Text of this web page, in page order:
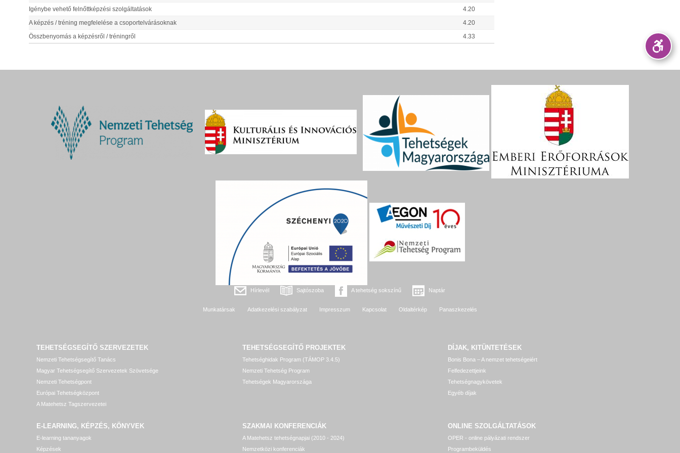
Igénybe vehető felnőttképzési szolgáltatások 4.20
A képzés / tréning megfelelése a csoportelvárásoknak 4.20
Összbenyomás a képzésről / tréningről 4.33
Hírlevél Sajtószoba A tehetség sokszínű Naptár
Munkatársak Adatkezelési szabályzat Impresszum Kapcsolat Oldaltérkép Panaszkezelés
TEHETSÉGSEGÍTŐ SZERVEZETEK
Nemzeti Tehetségsegítő Tanács
Magyar Tehetségsegítő Szervezetek Szövetsége
Nemzeti Tehetségpont
Európai Tehetségközpont
A Matehetsz Tagszervezetei
TEHETSÉGSEGÍTŐ PROJEKTEK
Tehetséghidak Program (TÁMOP 3.4.5)
Nemzeti Tehetség Program
Tehetségek Magyarországa
DÍJAK, KITÜNTETÉSEK
Bonis Bona – A nemzet tehetségeiért
Felfedezettjeink
Tehetségnagykövetek
Egyéb díjak
E-LEARNING, KÉPZÉS, KÖNYVEK
E-learning tananyagok
Képzések
SZAKMAI KONFERENCIÁK
A Matehetsz tehetségnapjai (2010 - 2024)
Nemzetközi konferenciák
ONLINE SZOLGÁLTATÁSOK
OPER - online pályázati rendszer
Programbeküldés